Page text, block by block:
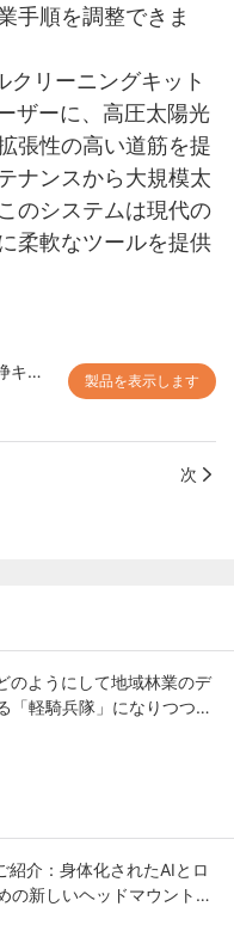
手順を調整できま
クリーニングキット
ザーに、高圧太陽光
張性の高い道筋を提
ナンスから大規模太
のシステムは現代の
柔軟なツールを提供
キッ
製品を表示します
次
のようにして地域林業のデ
「軽騎兵隊」になりつつあ
紹介：身体化されたAIとロ
の新しいヘッドマウント型